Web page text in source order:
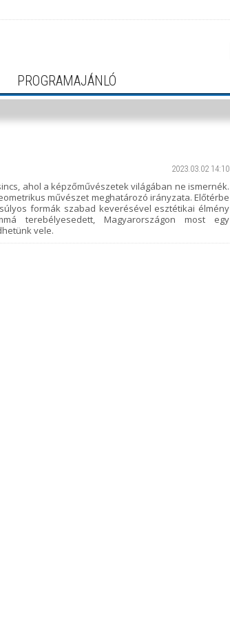
PROGRAMAJÁNLÓ
2023.03.02 14:10
ahol a képzőművészetek világában ne ismernék.
művészet meghatározó irányzata. Előtérbe
formák szabad keverésével esztétikai élmény
terebélyesedett, Magyarországon most egy
vele.